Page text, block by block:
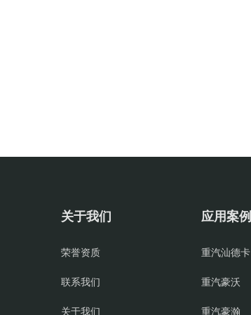
关于我们
荣誉资质
联系我们
关于我们
应用案例
重汽汕德卡
重汽豪沃
重汽豪瀚